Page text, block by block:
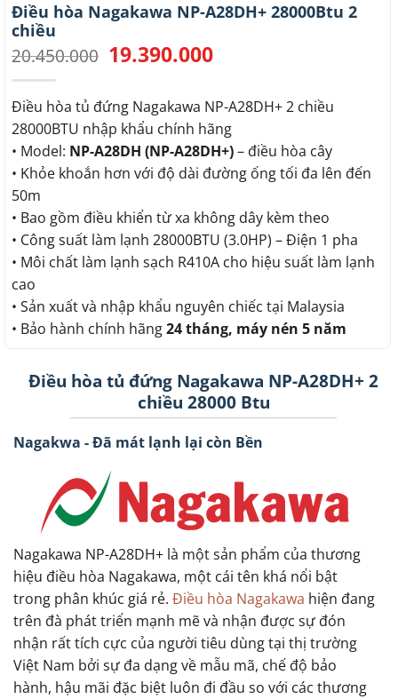
Điều hòa Nagakawa NP-A28DH+ 28000Btu 2
chiều
20.450.000 Giá
gốc
20.450.000.
19.390.000Giá
là:
19.390.000.
Điều hòa tủ đứng Nagakawa NP-A28DH+ 2 chiều
28000BTU nhập khẩu chính hãng
• Model: NP-A28DH (NP-A28DH+)– điều hòa cây
• Khỏe khoắn hơn với độ dài đường ống tối đa lên đến
50m
• Bao gồm điều khiển từ xa không dây kèm theo
• Công suất làm lạnh 28000BTU (3.0HP) – Điện 1 pha
• Môi chất làm lạnh sạch R410A cho hiệu suất làm lạnh
cao
• Sản xuất và nhập khẩu nguyên chiếc tại Malaysia
• Bảo hành chính hãng24 tháng, máy nén 5 năm
Điều hòa tủ đứng Nagakawa NP-A28DH+ 2
chiều 28000 Btu
Nagakwa - Đã mát lạnh lại còn Bền
Nagakawa NP-A28DH+ là một sản phẩm của thương
hiệu điều hòa Nagakawa, một cái tên khá nổi bật
trong phân khúc giá rẻ. Điều hòa Nagakawa hiện đang
trên đà phát triển mạnh mẽ và nhận được sự đón
nhận rất tích cực của người tiêu dùng tại thị trường
Việt Nam bởi sự đa dạng về mẫu mã, chế độ bảo
hành, hậu mãi đặc biệt luôn đi đầu so với các thương